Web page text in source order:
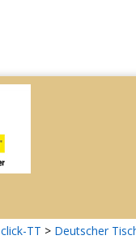
click-TT > Deutscher